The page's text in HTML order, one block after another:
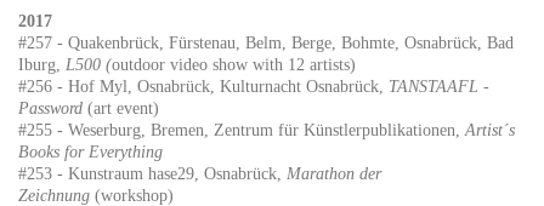
2017
#257 - Quakenbrück, Fürstenau, Belm, Berge, Bohmte, Osnabrück, Bad
Iburg, L500 (outdoor video show with 12 artists)
#256 - Hof Myl, Osnabrück, Kulturnacht Osnabrück, TANSTAAFL -
Password (art event)
#255 - Weserburg, Bremen, Zentrum für Künstlerpublikationen, Artist´s
Books for Everything
#253 - Kunstraum hase29, Osnabrück, Marathon der
Zeichnung (workshop)